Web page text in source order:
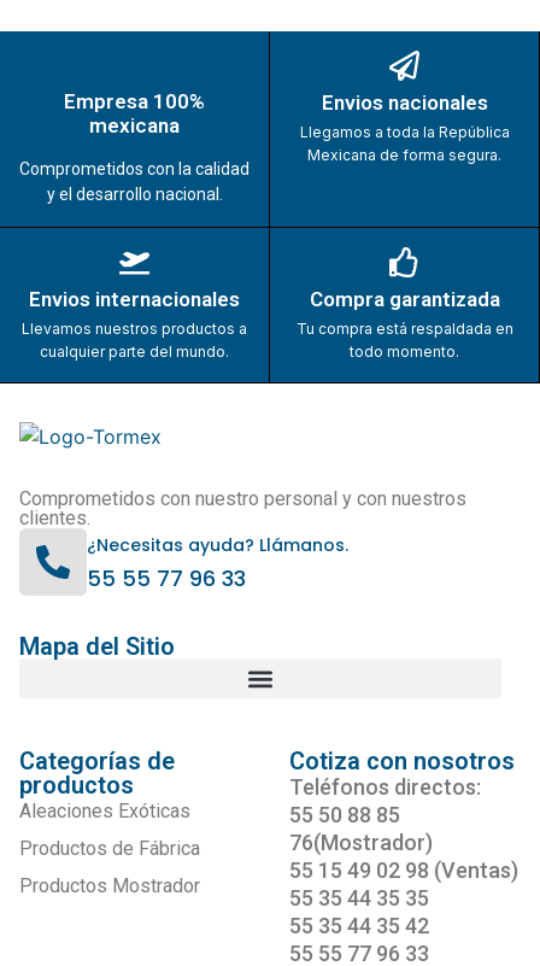
Empresa 100%
mexicana
Comprometidos con la calidad
y el desarrollo nacional.
Envios nacionales
Llegamos a toda la República
Mexicana de forma segura.
Envios internacionales
Llevamos nuestros productos a
cualquier parte del mundo.
Compra garantizada
Tu compra está respaldada en
todo momento.
Comprometidos con nuestro personal y con nuestros
clientes.
¿Necesitas ayuda? Llámanos.
55 55 77 96 33
Mapa del Sitio
Categorías de
productos
Aleaciones Exóticas
Productos de Fábrica
Productos Mostrador
Cotiza con nosotros
Teléfonos directos:
55 50 88 85
76(Mostrador)
55 15 49 02 98 (Ventas)
55 35 44 35 35
55 35 44 35 42
55 55 77 96 33